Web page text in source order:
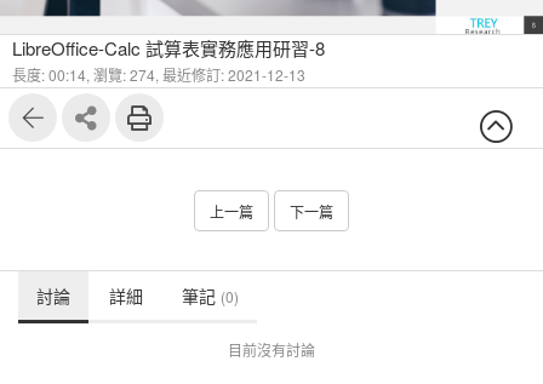
LibreOffice-Calc 試算表實務應用研習-8
長度: 00:14, 瀏覽: 274, 最近修訂: 2021-12-13
上一篇 下一篇
討論 詳細 筆記 (0)
目前沒有討論